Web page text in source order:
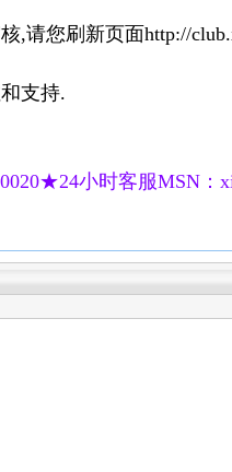
,请您刷新页面http://
支持.
小时客服MSN